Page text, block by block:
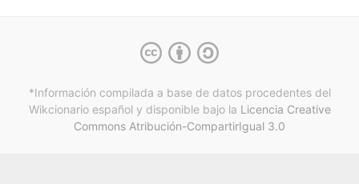
*Información compilada a base de datos procedentes del
Wikcionario español y disponible bajo la Licencia Creative
Commons Atribución-CompartirIgual 3.0